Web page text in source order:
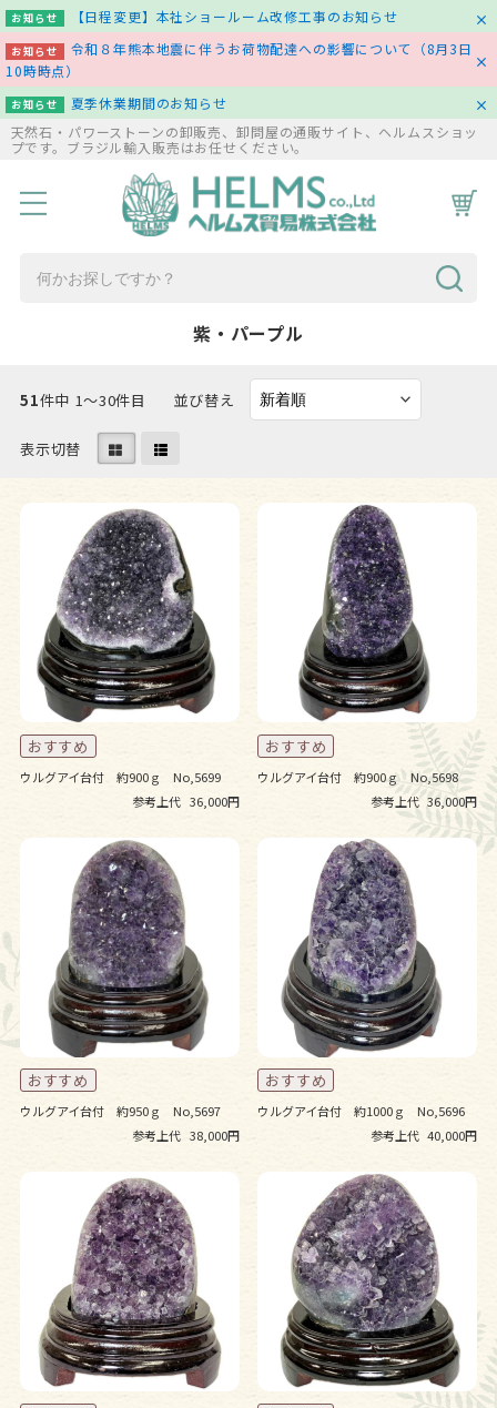
お知らせ 【日程変更】本社ショールーム改修工事のお知らせ
お知らせ
令和８年熊本地震に伴うお荷物配達への影響について（8月3日
10時時点）
お知らせ
夏季休業期間のお知らせ
天然石・パワーストーンの卸販売、卸問屋の通販サイト、ヘルムスショッ
プです。ブラジル輸入販売はお任せください。
HOME 商品一覧 お問い合わせ
紫・パープル
51件中 1〜30件目 並び替え
表示切替
ウルグアイ台付 約900ｇ No,5699
参考上代 36,000円
ウルグアイ台付 約900ｇ No,5698
参考上代 36,000円
ウルグアイ台付 約950ｇ No,5697
参考上代 38,000円
ウルグアイ台付 約1000ｇ No,5696
参考上代 40,000円